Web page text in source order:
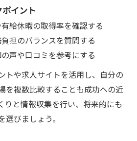
イント
給休暇の取得率を確認する
担のバランスを質問する
声や口コミを参考にする
トや求人サイトを活用し、自分の
を複数比較することも成功への近
りと情報収集を行い、将来的にも
びましょう。